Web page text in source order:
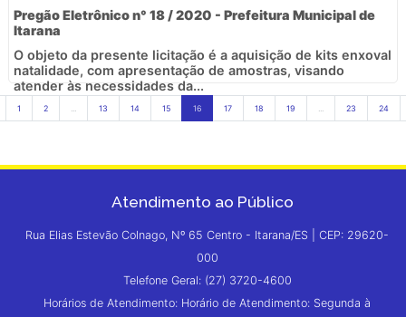
Pregão Eletrônico n° 18 / 2020 - Prefeitura Municipal de
Itarana
O objeto da presente licitação é a aquisição de kits enxoval
natalidade, com apresentação de amostras, visando
atender às necessidades da...
1 2 13 14 15 16 17 18 19 23 24
Atendimento ao Público
Rua Elias Estevão Colnago, Nº 65 Centro - Itarana/ES | CEP: 29620-
000
Telefone Geral: (27) 3720-4600
Horários de Atendimento: Horário de Atendimento: Segunda à